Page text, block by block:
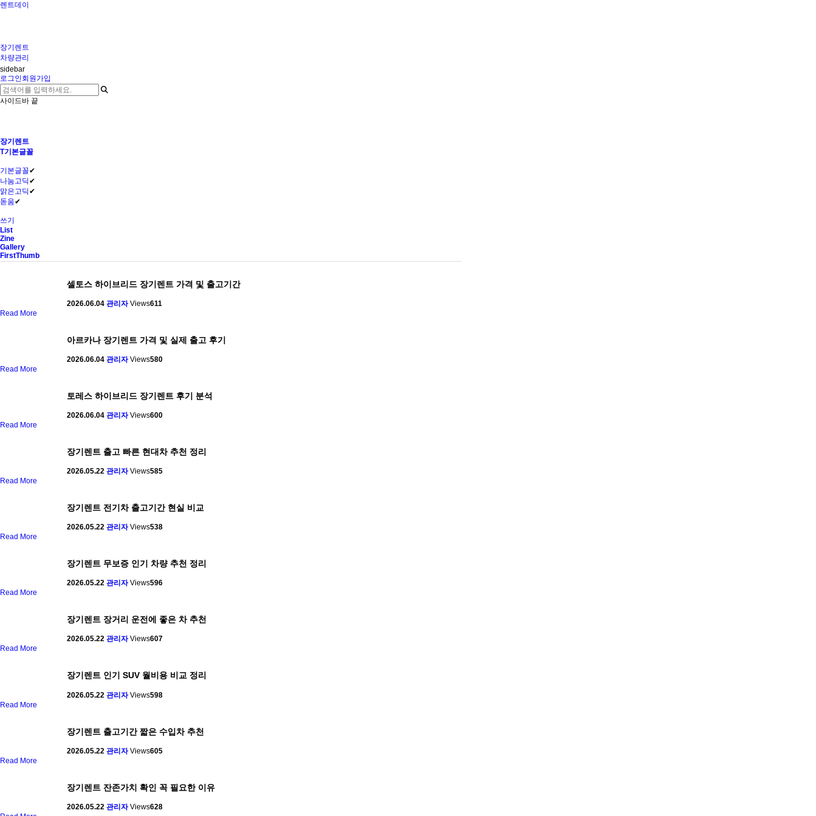
렌트데이
장기렌트
차량관리
sidebar
로그인회원가입
사이드바 끝
장기렌트
T기본글꼴
기본글꼴✔
나눔고딕✔
맑은고딕✔
돋움✔
쓰기
List
Zine
Gallery
FirstThumb
셀토스 하이브리드 장기렌트 가격 및 출고기간
2026.06.04 관리자 Views611
Read More
아르카나 장기렌트 가격 및 실제 출고 후기
2026.06.04 관리자 Views580
Read More
토레스 하이브리드 장기렌트 후기 분석
2026.06.04 관리자 Views600
Read More
장기렌트 출고 빠른 현대차 추천 정리
2026.05.22 관리자 Views585
Read More
장기렌트 전기차 출고기간 현실 비교
2026.05.22 관리자 Views538
Read More
장기렌트 무보증 인기 차량 추천 정리
2026.05.22 관리자 Views596
Read More
장기렌트 장거리 운전에 좋은 차 추천
2026.05.22 관리자 Views607
Read More
장기렌트 인기 SUV 월비용 비교 정리
2026.05.22 관리자 Views598
Read More
장기렌트 출고기간 짧은 수입차 추천
2026.05.22 관리자 Views605
Read More
장기렌트 잔존가치 확인 꼭 필요한 이유
2026.05.22 관리자 Views628